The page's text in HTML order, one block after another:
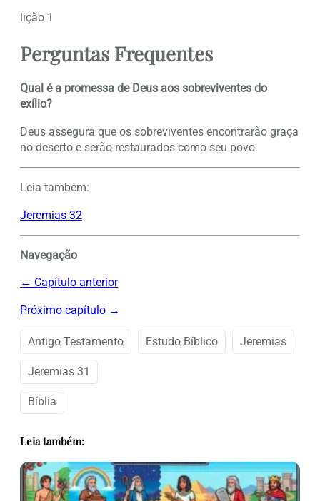
lição 1
Perguntas Frequentes
Qual é a promessa de Deus aos sobreviventes do
exílio?
Deus assegura que os sobreviventes encontrarão graça
no deserto e serão restaurados como seu povo.
Leia também:
Jeremias 32
Navegação
← Capítulo anterior
Próximo capítulo →
Antigo Testamento Estudo Bíblico Jeremias
Jeremias 31
Bíblia
Leia também: